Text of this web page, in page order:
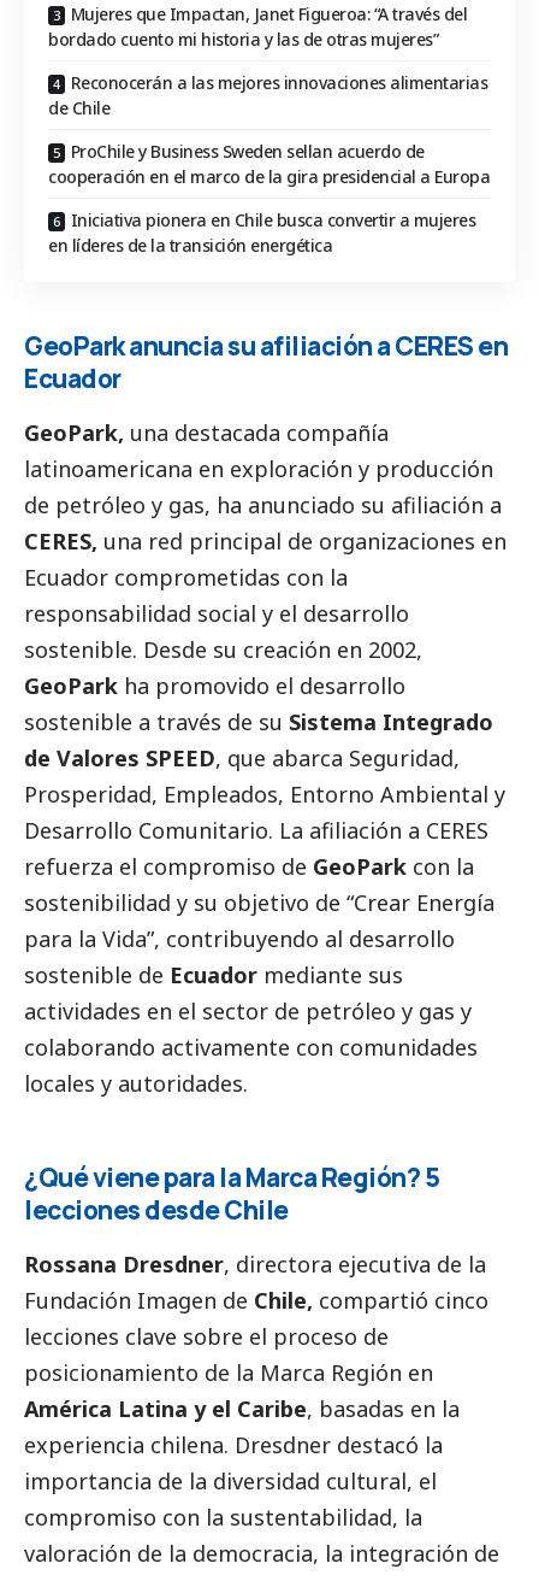
Mujeres que Impactan, Janet Figueroa: “A través del
bordado cuento mi historia y las de otras mujeres”
Reconocerán a las mejores innovaciones alimentarias
de Chile
ProChile y Business Sweden sellan acuerdo de
cooperación en el marco de la gira presidencial a Europa
Iniciativa pionera en Chile busca convertir a mujeres
en líderes de la transición energética
GeoPark anuncia su afiliación a CERES en
Ecuador
GeoPark, una destacada compañía
latinoamericana en exploración y producción
de petróleo y gas, ha anunciado su afiliación a
CERES, una red principal de organizaciones en
Ecuador comprometidas con la
responsabilidad social y el desarrollo
sostenible. Desde su creación en 2002,
GeoPark ha promovido el desarrollo
sostenible a través de su Sistema Integrado
de Valores SPEED, que abarca Seguridad,
Prosperidad, Empleados, Entorno Ambiental y
Desarrollo Comunitario. La afiliación a CERES
refuerza el compromiso de GeoPark con la
sostenibilidad y su objetivo de “Crear Energía
para la Vida”, contribuyendo al desarrollo
sostenible de Ecuador mediante sus
actividades en el sector de petróleo y gas y
colaborando activamente con comunidades
locales y autoridades.
¿Qué viene para la Marca Región? 5
lecciones desde Chile
Rossana Dresdner, directora ejecutiva de la
Fundación Imagen de Chile, compartió cinco
lecciones clave sobre el proceso de
posicionamiento de la Marca Región en
América Latina y el Caribe, basadas en la
experiencia chilena. Dresdner destacó la
importancia de la diversidad cultural, el
compromiso con la sustentabilidad, la
valoración de la democracia, la integración de